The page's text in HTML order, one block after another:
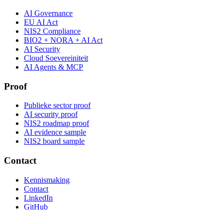
AI Governance
EU AI Act
NIS2 Compliance
BIO2 + NORA + AI Act
AI Security
Cloud Soevereiniteit
AI Agents & MCP
Proof
Publieke sector proof
AI security proof
NIS2 roadmap proof
AI evidence sample
NIS2 board sample
Contact
Kennismaking
Contact
LinkedIn
GitHub